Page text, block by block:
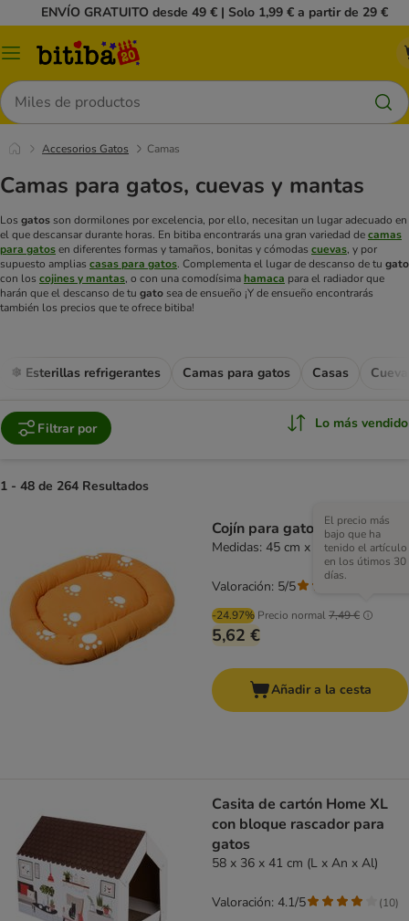
ENVÍO GRATUITO desde 49 € | Solo 1,99 € a partir de 29 €
Menú
Buscar
Accesorios Gatos Camas
Camas para gatos, cuevas y mantas
Los gatos son dormilones por excelencia, por ello, necesitan un lugar adecuado en
el que descansar durante horas. En bitiba encontrarás una gran variedad decamas
para gatosen diferentes formas y tamaños, bonitas y cómodas cuevas, y por
supuesto amplias casas para gatos. Complementa el lugar de descanso de tu gato
con los cojines y mantas, o con una comodísimahamaca para el radiador que
harán que el descanso de tu gato sea de ensueño ¡Y de ensueño encontrarás
también los precios que te ofrece bitiba!
❄ Esterillas refrigerantes Camas para gatos Casas
Filtrar por Lo más vendido
1 - 48 de 264 Resultados
Cojín para gatos Smilla
Medidas: 45 cm x 35 cm
-24.97% Precio normal7,49 €
El precio más
bajo que ha
tenido el artículo
en los útimos 30
días.
5,62 €
Valoración: 5/5
Añadir a la cesta
Casita de cartón Home XL
con bloque rascador para
gatos
58 x 36 x 41 cm (L x An x Al)
Valoración: 4.1/5 (10)